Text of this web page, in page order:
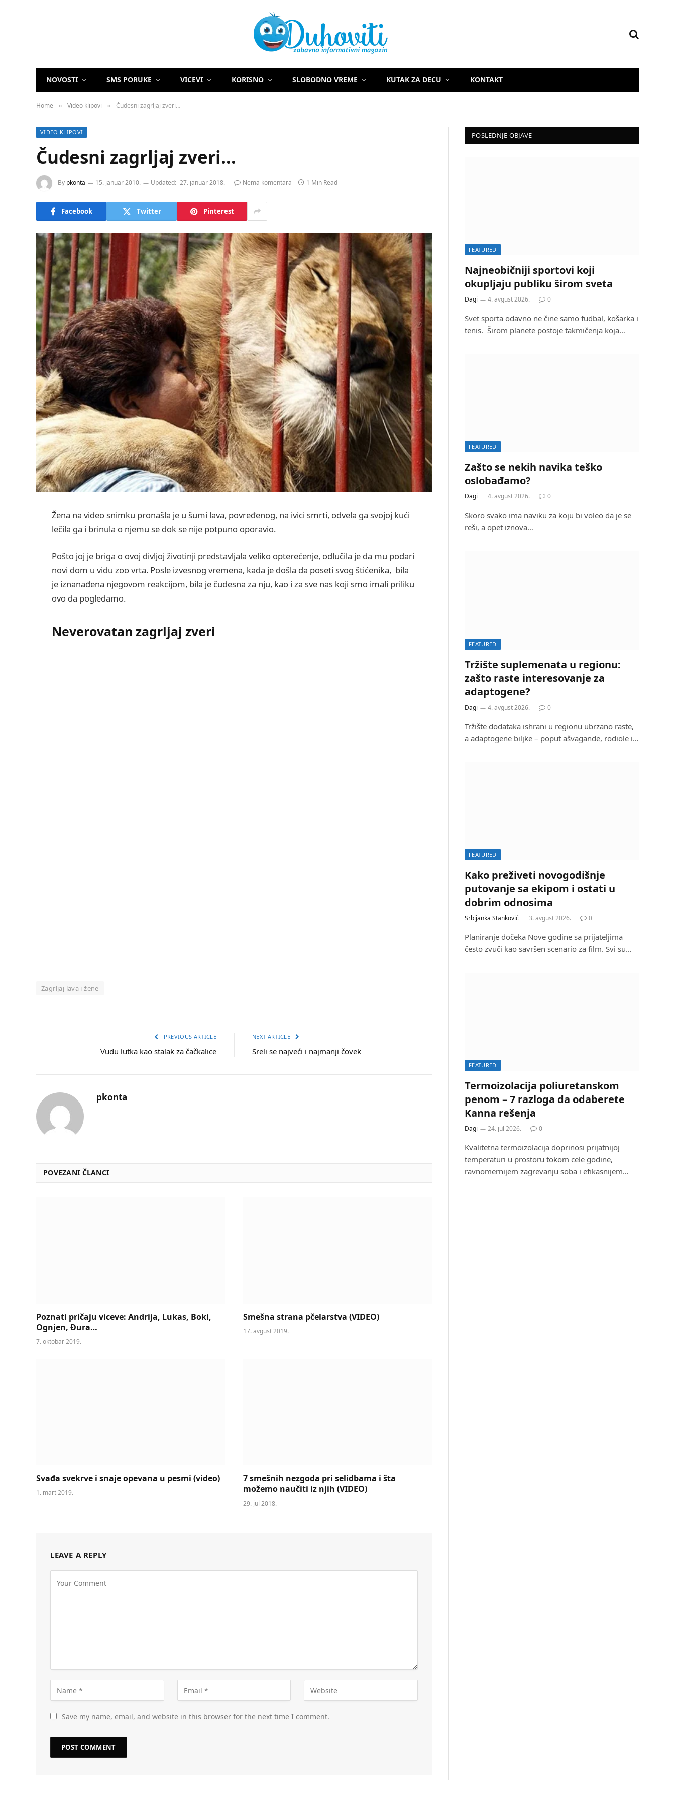
NOVOSTI SMS PORUKE VICEVI KORISNO SLOBODNO VREME KUTAK ZA DECU KONTAKT
Home » Video klipovi » Čudesni zagrljaj zveri…
VIDEO KLIPOVI
Čudesni zagrljaj zveri…
By pkonta 15. januar 2010. Updated: 27. januar 2018. Nema komentara 1 Min Read
Facebook Twitter Pinterest
Žena na video snimku pronašla je u šumi lava, povređenog, na ivici smrti, odvela ga svojoj kući
lečila ga i brinula o njemu se dok se nije potpuno oporavio.
Pošto joj je briga o ovoj divljoj životinji predstavljala veliko opterećenje, odlučila je da mu podari
novi dom u vidu zoo vrta. Posle izvesnog vremena, kada je došla da poseti svog štićenika, bila
je iznanađena njegovom reakcijom, bila je čudesna za nju, kao i za sve nas koji smo imali priliku
ovo da pogledamo.
Neverovatan zagrljaj zveri
Zagrljaj lava i žene
PREVIOUS ARTICLE
Vudu lutka kao stalak za čačkalice
NEXT ARTICLE
Sreli se najveći i najmanji čovek
pkonta
POVEZANI ČLANCI
Poznati pričaju viceve: Andrija, Lukas, Boki,
Ognjen, Đura…
7. oktobar 2019.
Smešna strana pčelarstva (VIDEO)
17. avgust 2019.
Svađa svekrve i snaje opevana u pesmi (video)
1. mart 2019.
7 smešnih nezgoda pri selidbama i šta
možemo naučiti iz njih (VIDEO)
29. jul 2018.
LEAVE A REPLY
Save my name, email, and website in this browser for the next time I comment.
POSLEDNJE OBJAVE
FEATURED
Najneobičniji sportovi koji
okupljaju publiku širom sveta
Dagi 4. avgust 2026. 0
Svet sporta odavno ne čine samo fudbal, košarka i
tenis. Širom planete postoje takmičenja koja…
FEATURED
Zašto se nekih navika teško
oslobađamo?
Dagi 4. avgust 2026. 0
Skoro svako ima naviku za koju bi voleo da je se
reši, a opet iznova…
FEATURED
Tržište suplemenata u regionu:
zašto raste interesovanje za
adaptogene?
Dagi 4. avgust 2026. 0
Tržište dodataka ishrani u regionu ubrzano raste,
a adaptogene biljke – poput ašvagande, rodiole i…
FEATURED
Kako preživeti novogodišnje
putovanje sa ekipom i ostati u
dobrim odnosima
Srbijanka Stanković 3. avgust 2026. 0
Planiranje dočeka Nove godine sa prijateljima
često zvuči kao savršen scenario za film. Svi su…
FEATURED
Termoizolacija poliuretanskom
penom – 7 razloga da odaberete
Kanna rešenja
Dagi 24. jul 2026. 0
Kvalitetna termoizolacija doprinosi prijatnijoj
temperaturi u prostoru tokom cele godine,
ravnomernijem zagrevanju soba i efikasnijem…